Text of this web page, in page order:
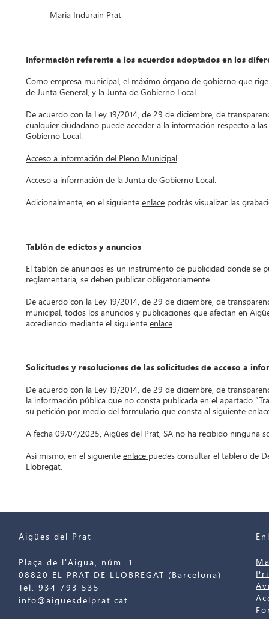
Maria Indurain Prat
Información referente a los acuerdos adoptados en los
Como empresa municipal, el máximo órgano de gobierno que
de Junta General, y la Junta de Gobierno Local.
De acuerdo con la Ley 19/2014, de 29 de diciembre, de
cualquier ciudadano puede acceder a la información respecto a
Gobierno Local.
Acceso a información del Pleno Municipal.
Acceso a información de la Junta de Gobierno Local.
Adicionalmente, en el siguiente enlace podrás visualizar las
Tablón de edictos y anuncios
El tablón de anuncios es un instrumento de publicidad donde se
reglamentaria, se deben publicar obligatoriamente.
De acuerdo con la Ley 19/2014, de 29 de diciembre, de
municipal, todos los anuncios y publicaciones que afectan en
accediendo mediante el siguiente enlace.
Solicitudes y resoluciones de las solicitudes de acceso a
De acuerdo con la Ley 19/2014, de 29 de diciembre, de
la información pública que no consta publicada en el apartado
su petición por medio del formulario que consta al siguiente
A fecha 09/04/2025, Aigües del Prat, SA no ha recibido ninguna
Así mismo, en el siguiente enlace puedes consultar el tablero de
Llobregat.
Aigües del Prat
Plaça de l'Aigua, núm. 1
08820 EL PRAT DE LLOBREGAT (Barcelona)
Tel. 934 793 535
info@aiguesdelprat.cat